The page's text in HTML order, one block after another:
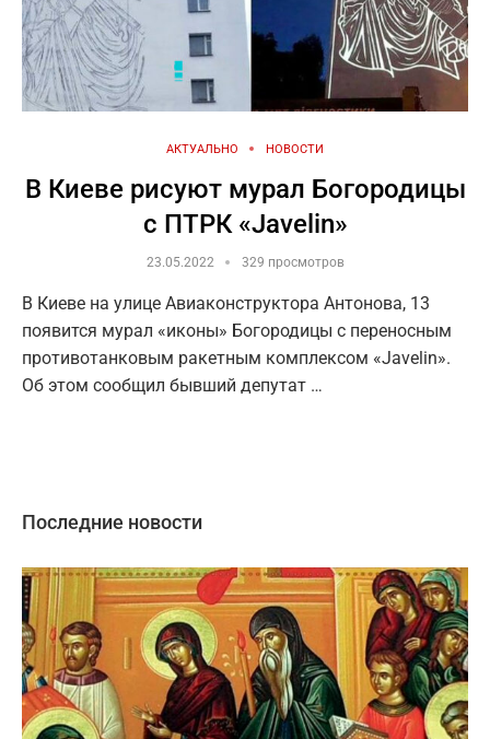
АКТУАЛЬНО НОВОСТИ
В Киеве рисуют мурал Богородицы
с ПТРК «Javelin»
23.05.2022 329 просмотров
В Киеве на улице Авиаконструктора Антонова, 13
появится мурал «иконы» Богородицы с переносным
противотанковым ракетным комплексом «Javelin».
Об этом сообщил бывший депутат …
Последние новости